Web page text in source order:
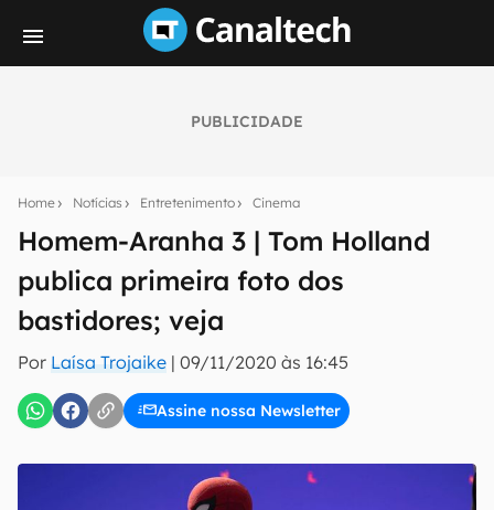
PUBLICIDADE
Home Notícias Entretenimento Cinema
Homem-Aranha 3 | Tom Holland
publica primeira foto dos
bastidores; veja
Por Laísa Trojaike | 09/11/2020 às 16:45
Assine nossa Newsletter
notícias e reviews sobre tecnologia em primeira
E-mail
inscreva-se
Uso e Política de Privacidade do Canaltech.